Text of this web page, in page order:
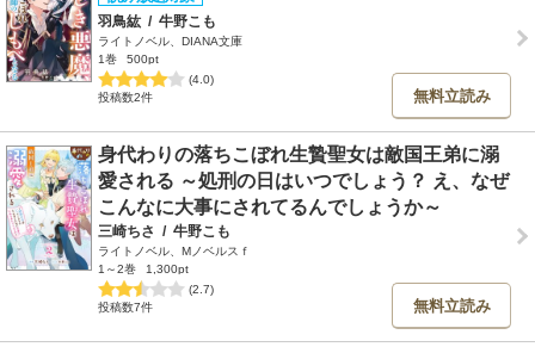
羽鳥紘 / 牛野こも
ライトノベル、DIANA文庫
1巻
500pt
(4.0)
投稿数2件
無料立読み
身代わりの落ちこぼれ生贄聖女は敵国王弟に溺
愛される ～処刑の日はいつでしょう？ え、なぜ
こんなに大事にされてるんでしょうか～
三崎ちさ / 牛野こも
ライトノベル、Mノベルスｆ
1～2巻
1,300pt
(2.7)
投稿数7件
無料立読み